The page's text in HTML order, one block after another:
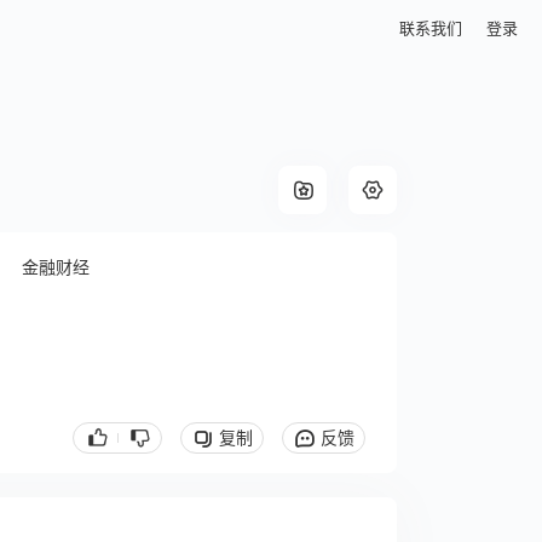
联系我们 登录
金融财经
复制 反馈